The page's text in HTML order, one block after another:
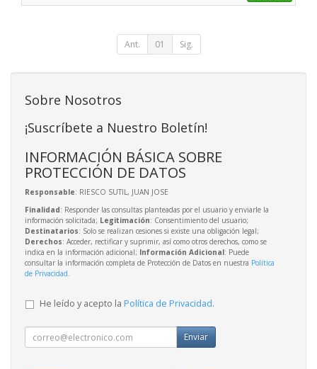
Ant. 01 Sig.
Sobre Nosotros
¡Suscríbete a Nuestro Boletín!
INFORMACIÓN BÁSICA SOBRE
PROTECCIÓN DE DATOS
Responsable: RIESCO SUTIL, JUAN JOSE
Finalidad: Responder las consultas planteadas por el usuario y enviarle la
información solicitada; Legitimación: Consentimiento del usuario;
Destinatarios: Solo se realizan cesiones si existe una obligación legal;
Derechos: Acceder, rectificar y suprimir, así como otros derechos, como se
indica en la información adicional; Información Adicional: Puede
consultar la información completa de Protección de Datos en nuestra Política
de Privacidad.
He leído y acepto la Política de Privacidad.
Enviar